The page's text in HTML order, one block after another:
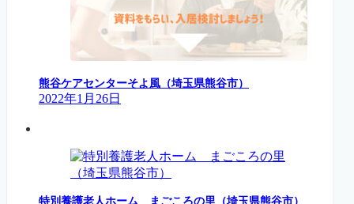
熊谷ケアセンターそよ風（埼玉県熊谷市）
2022年1月26日
特別養護老人ホーム まごころの里（埼玉県熊谷市）